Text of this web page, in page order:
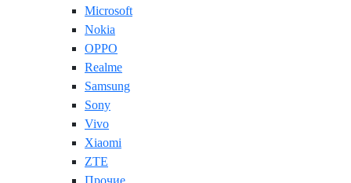
Microsoft
Nokia
OPPO
Realme
Samsung
Sony
Vivo
Xiaomi
ZTE